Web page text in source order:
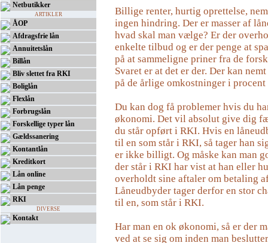
Netbutikker
ARTIKLER
ÅOP
Afdragsfrie lån
Annuitetslån
Billån
Bliv slettet fra RKI
Boliglån
Flexlån
Forbrugslån
Forskellige typer lån
Gældssanering
Kontantlån
Kreditkort
Lån online
Lån penge
RKI
DIVERSE
Kontakt
Billige renter, hurtig oprettelse,
ingen hindring. Der er masser af
hvad skal man vælge? Er der
enkelte tilbud og er der penge at
på at sammeligne priner fra de
Svaret er at det er der. Der kan
på de årlige omkostninger i procent
Du kan dog få problemer hvis du
økonomi. Det vil absolut give dig
du står opført i RKI. Hvis en
til en som står i RKI, så tager han
er ikke billigt. Og måske kan man
der står i RKI har vist at han eller
overholdt sine aftaler om betaling
Låneudbyder tager derfor en stor
til en, som står i RKI.
Har man en ok økonomi, så er der
ved at se sig om inden man